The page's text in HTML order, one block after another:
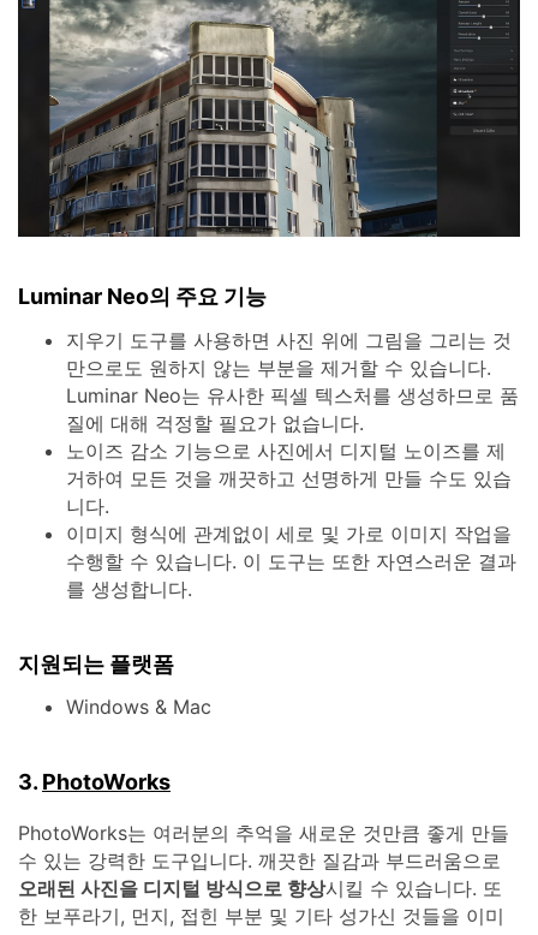
Luminar Neo의 주요 기능
지우기 도구를 사용하면 사진 위에 그림을 그리는 것
만으로도 원하지 않는 부분을 제거할 수 있습니다.
Luminar Neo는 유사한 픽셀 텍스처를 생성하므로 품
질에 대해 걱정할 필요가 없습니다.
노이즈 감소 기능으로 사진에서 디지털 노이즈를 제
거하여 모든 것을 깨끗하고 선명하게 만들 수도 있습
니다.
이미지 형식에 관계없이 세로 및 가로 이미지 작업을
수행할 수 있습니다. 이 도구는 또한 자연스러운 결과
를 생성합니다.
지원되는 플랫폼
Windows & Mac
3. PhotoWorks
PhotoWorks는 여러분의 추억을 새로운 것만큼 좋게 만들
수 있는 강력한 도구입니다. 깨끗한 질감과 부드러움으로
오래된 사진을 디지털 방식으로 향상시킬 수 있습니다. 또
한 보푸라기, 먼지, 접힌 부분 및 기타 성가신 것들을 이미